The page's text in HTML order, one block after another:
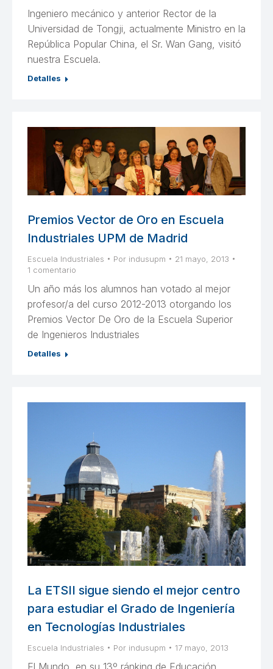
Ingeniero mecánico y anterior Rector de la
Universidad de Tongji, actualmente Ministro en la
República Popular China, el Sr. Wan Gang, visitó
nuestra Escuela.
Detalles
Premios Vector de Oro en Escuela
Industriales UPM de Madrid
Escuela Industriales Por indusupm
21 mayo, 2013
1 comentario
Un año más los alumnos han votado al mejor
profesor/a del curso 2012-2013 otorgando los
Premios Vector De Oro de la Escuela Superior
de Ingenieros Industriales
Detalles
La ETSII sigue siendo el mejor centro
para estudiar el Grado de Ingeniería
en Tecnologías Industriales
Escuela Industriales Por indusupm 17 mayo, 2013